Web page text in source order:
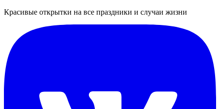
Красивые открытки на все праздники и случаи жизни